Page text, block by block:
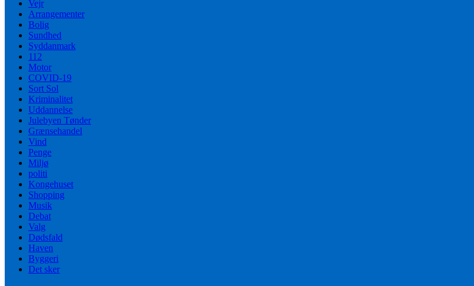
Vejr
Arrangementer
Bolig
Sundhed
Syddanmark
112
Motor
COVID-19
Sort Sol
Kriminalitet
Uddannelse
Julebyen Tønder
Grænsehandel
Vind
Penge
Miljø
politi
Kongehuset
Shopping
Musik
Debat
Valg
Dødsfald
Haven
Byggeri
Det sker